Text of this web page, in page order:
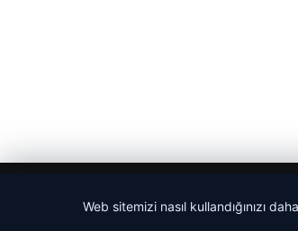
Web sitemizi nasıl kullandığınızı